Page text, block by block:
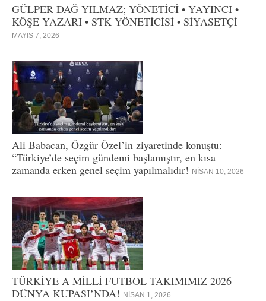
GÜLPER DAĞ YILMAZ; YÖNETİCİ • YAYINCI •
KÖŞE YAZARI • STK YÖNETİCİSİ • SİYASETÇİ
MAYIS 7, 2026
Ali Babacan, Özgür Özel’in ziyaretinde konuştu:
“Türkiye’de seçim gündemi başlamıştır, en kısa
zamanda erken genel seçim yapılmalıdır! NISAN 10, 2026
TÜRKİYE A MİLLİ FUTBOL TAKIMIMIZ 2026
DÜNYA KUPASI’NDA! NISAN 1, 2026